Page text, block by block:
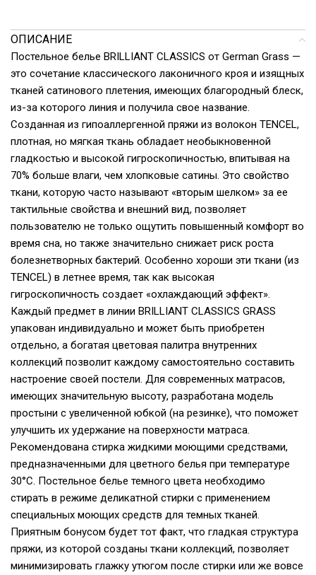
ОПИСАНИЕ
Постельное белье BRILLIANT CLASSICS от German Grass —
это сочетание классического лаконичного кроя и изящных
тканей сатинового плетения, имеющих благородный блеск,
из-за которого линия и получила свое название.
Созданная из гипоаллергенной пряжи из волокон TENCEL,
плотная, но мягкая ткань обладает необыкновенной
гладкостью и высокой гигроскопичностью, впитывая на
70% больше влаги, чем хлопковые сатины. Это свойство
ткани, которую часто называют «вторым шелком» за ее
тактильные свойства и внешний вид, позволяет
пользователю не только ощутить повышенный комфорт во
время сна, но также значительно снижает риск роста
болезнетворных бактерий. Особенно хороши эти ткани (из
TENCEL) в летнее время, так как высокая
гигроскопичность создает «охлаждающий эффект».
Каждый предмет в линии BRILLIANT CLASSICS GRASS
упакован индивидуально и может быть приобретен
отдельно, а богатая цветовая палитра внутренних
коллекций позволит каждому самостоятельно составить
настроение своей постели. Для современных матрасов,
имеющих значительную высоту, разработана модель
простыни с увеличенной юбкой (на резинке), что поможет
улучшить их удержание на поверхности матраса.
Рекомендована стирка жидкими моющими средствами,
предназначенными для цветного белья при температуре
30°С. Постельное белье темного цвета необходимо
стирать в режиме деликатной стирки с применением
специальных моющих средств для темных тканей.
Приятным бонусом будет тот факт, что гладкая структура
пряжи, из которой созданы ткани коллекций, позволяет
минимизировать глажку утюгом после стирки или же вовсе